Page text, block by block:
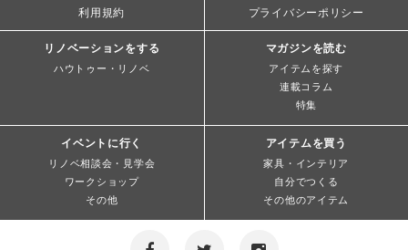
利用規約 プライバシーポリシー
リノベーションをする
ハウトゥー・リノベ
マガジンを読む
アイテムを探す
連載コラム
特集
イベントに行く
リノベ相談会・見学会
ワークショップ
その他
アイテムを買う
家具・インテリア
自分でつくる
その他のアイテム